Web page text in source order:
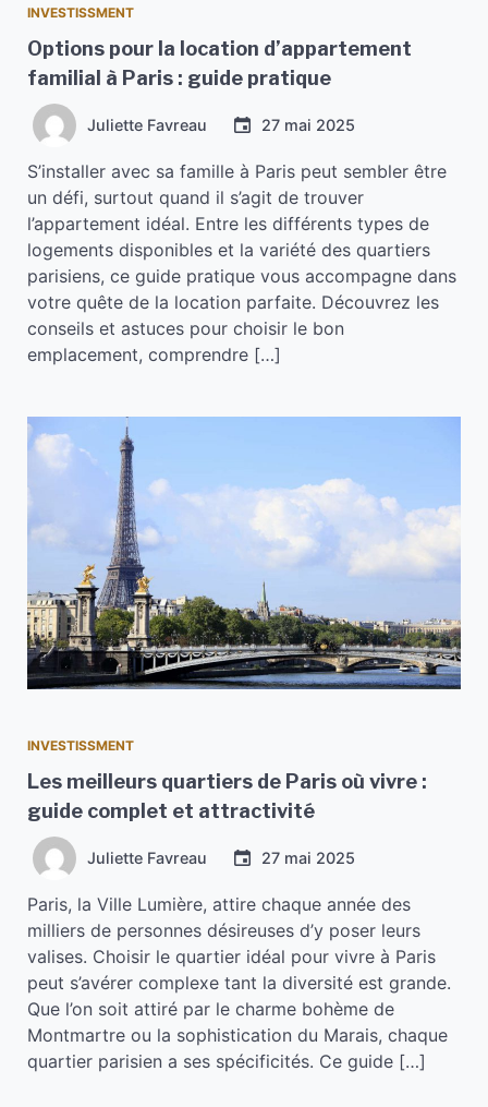
INVESTISSMENT
Options pour la location d’appartement
familial à Paris : guide pratique
Juliette Favreau 27 mai 2025
S’installer avec sa famille à Paris peut sembler être
un défi, surtout quand il s’agit de trouver
l’appartement idéal. Entre les différents types de
logements disponibles et la variété des quartiers
parisiens, ce guide pratique vous accompagne dans
votre quête de la location parfaite. Découvrez les
conseils et astuces pour choisir le bon
emplacement, comprendre […]
INVESTISSMENT
Les meilleurs quartiers de Paris où vivre :
guide complet et attractivité
Juliette Favreau 27 mai 2025
Paris, la Ville Lumière, attire chaque année des
milliers de personnes désireuses d’y poser leurs
valises. Choisir le quartier idéal pour vivre à Paris
peut s’avérer complexe tant la diversité est grande.
Que l’on soit attiré par le charme bohème de
Montmartre ou la sophistication du Marais, chaque
quartier parisien a ses spécificités. Ce guide […]